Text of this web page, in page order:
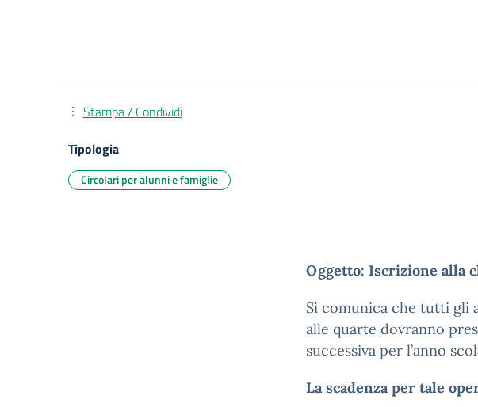
Oggetto: Iscrizione alla
Si comunica che tutti gli
alle quarte dovranno
successiva per l’anno
La scadenza per tale
Stampa / Condividi
Tipologia
Circolari per alunni e famiglie